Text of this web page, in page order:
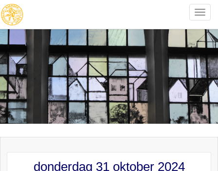
Toggle
donderdag 31 oktober 2024